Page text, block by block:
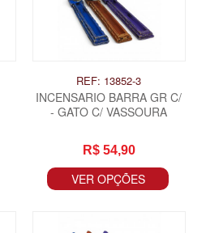
REF: 13852-3
INCENSARIO BARRA GR C/
- GATO C/ VASSOURA
R$ 54,90
VER OPÇÕES